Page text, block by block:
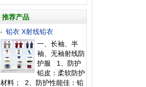
推荐产品
铅衣 X射线铅衣
一、长袖、半
袖、无袖射线防
护服 1、防护
铅皮：柔软防护
材料； 2、防护性能佳：铅